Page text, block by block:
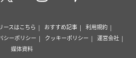
ースはこちら おすすめ記事
利用規約
シーポリシー クッキーポリシー
運営会社
媒体資料